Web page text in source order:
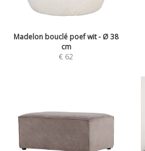
Madelon bouclé poef wit - Ø 38
cm
€ 62